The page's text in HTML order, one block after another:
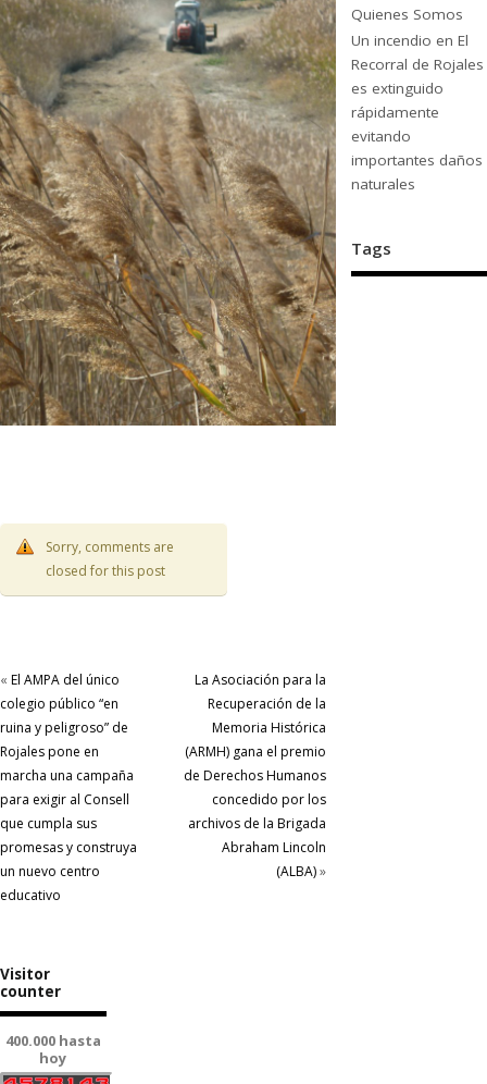
Sorry, comments are
closed for this post
« El AMPA del único
colegio público “en
ruina y peligroso” de
Rojales pone en
marcha una campaña
para exigir al Consell
que cumpla sus
promesas y construya
un nuevo centro
educativo
La Asociación para la
Recuperación de la
Memoria Histórica
(ARMH) gana el premio
de Derechos Humanos
concedido por los
archivos de la Brigada
Abraham Lincoln
(ALBA)»
Quienes Somos
Un incendio en El
Recorral de Rojales
es extinguido
rápidamente
evitando
importantes daños
naturales
Tags
Visitor
counter
400.000 hasta
hoy